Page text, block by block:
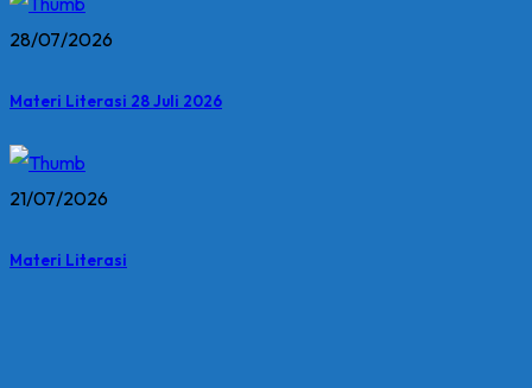
28/07/2026
Materi Literasi 28 Juli 2026
21/07/2026
Materi Literasi